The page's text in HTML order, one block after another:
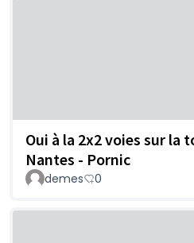
Oui à la 2x2 voies sur la
Nantes - Pornic
demes 0